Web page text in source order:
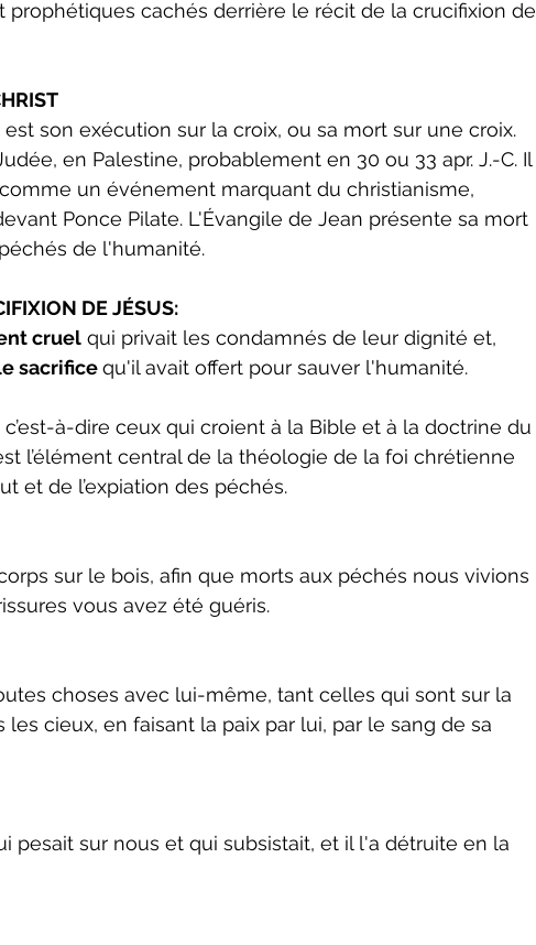
cachés derrière le récit de la crucifixion de
son exécution sur la croix, ou sa mort sur une croix.
en Palestine, probablement en 30 ou 33 apr. J.-C. Il
un événement marquant du christianisme,
Ponce Pilate. L'Évangile de Jean présente sa mort
de l'humanité.
DE JÉSUS:
cruel qui privait les condamnés de leur dignité et,
sacrifice qu'il avait offert pour sauver l'humanité.
à-dire ceux qui croient à la Bible et à la doctrine du
l’élément central de la théologie de la foi chrétienne
et de l’expiation des péchés.
sur le bois, afin que morts aux péchés nous vivions
vous avez été guéris.
choses avec lui-même, tant celles qui sont sur la
cieux, en faisant la paix par lui, par le sang de sa
pesait sur nous et qui subsistait, et il l'a détruite en la